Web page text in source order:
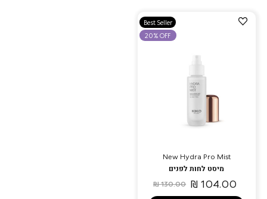
הוספה
Best Seller
20% OFF
New Hydra Pro Mist
מיסט לחות לפנים
104.00 ₪
130.00 ₪